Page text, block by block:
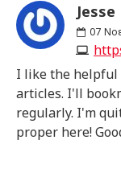
07
I like the helpful
articles. I'll
regularly. I'm
proper here!